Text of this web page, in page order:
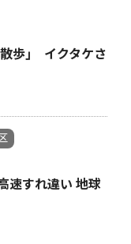
歩｣ イクタケさ
速すれ違い 地球